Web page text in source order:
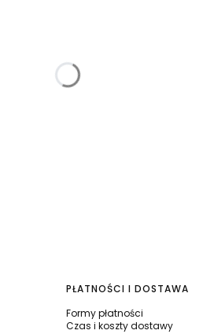
PŁATNOŚCI I DOSTAWA
Formy płatności
Czas i koszty dostawy